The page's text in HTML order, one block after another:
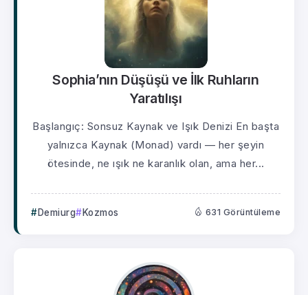
Sophia’nın Düşüşü ve İlk Ruhların
Yaratılışı
Başlangıç: Sonsuz Kaynak ve Işık Denizi En başta
yalnızca Kaynak (Monad) vardı — her şeyin
ötesinde, ne ışık ne karanlık olan, ama her...
Demiurg Kozmos 631 Görüntüleme